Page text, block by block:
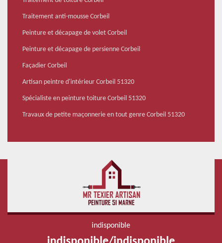
Traitement anti-mousse Corbeil
Peinture et décapage de volet Corbeil
Peinture et décapage de persienne Corbeil
Façadier Corbeil
Artisan peintre d'intérieur Corbeil 51320
Spécialiste en peinture toiture Corbeil 51320
Travaux de petite maçonnerie en tout genre Corbeil 51320
indisponible